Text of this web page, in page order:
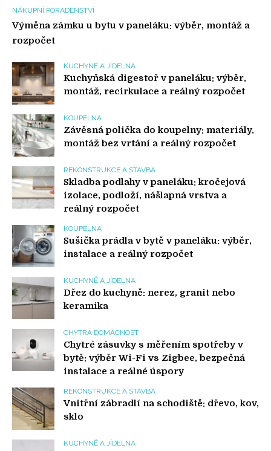
NÁKUPNÍ PORADENSTVÍ
Výměna zámku u bytu v paneláku: výběr, montáž a
rozpočet
KUCHYNĚ A JÍDELNA
Kuchyňská digestoř v paneláku: výběr,
montáž, recirkulace a reálný rozpočet
KOUPELNA
Závěsná polička do koupelny: materiály,
montáž bez vrtání a reálný rozpočet
REKONSTRUKCE A STAVBA
Skladba podlahy v paneláku: kročejová
izolace, podloží, nášlapná vrstva a
reálný rozpočet
KOUPELNA
Sušička prádla v bytě v paneláku: výběr,
instalace a reálný rozpočet
KUCHYNĚ A JÍDELNA
Dřez do kuchyně: nerez, granit nebo
keramika
CHYTRÁ DOMÁCNOST
Chytré zásuvky s měřením spotřeby v
bytě: výběr Wi-Fi vs Zigbee, bezpečná
instalace a reálné úspory
REKONSTRUKCE A STAVBA
Vnitřní zábradlí na schodiště: dřevo, kov,
sklo
KUCHYNĚ A JÍDELNA